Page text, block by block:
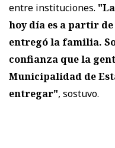
entre instituciones.
hoy día es a partir
entregó la familia.
confianza que la
Municipalidad de
entregar", sostuvo.